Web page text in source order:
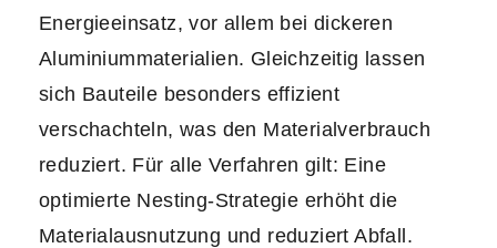
Energieeinsatz, vor allem bei dickeren
Aluminiummaterialien. Gleichzeitig lassen
sich Bauteile besonders effizient
verschachteln, was den Materialverbrauch
reduziert. Für alle Verfahren gilt: Eine
optimierte Nesting‑Strategie erhöht die
Materialausnutzung und reduziert Abfall.